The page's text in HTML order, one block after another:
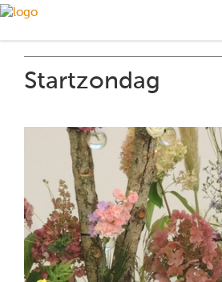
Startzondag